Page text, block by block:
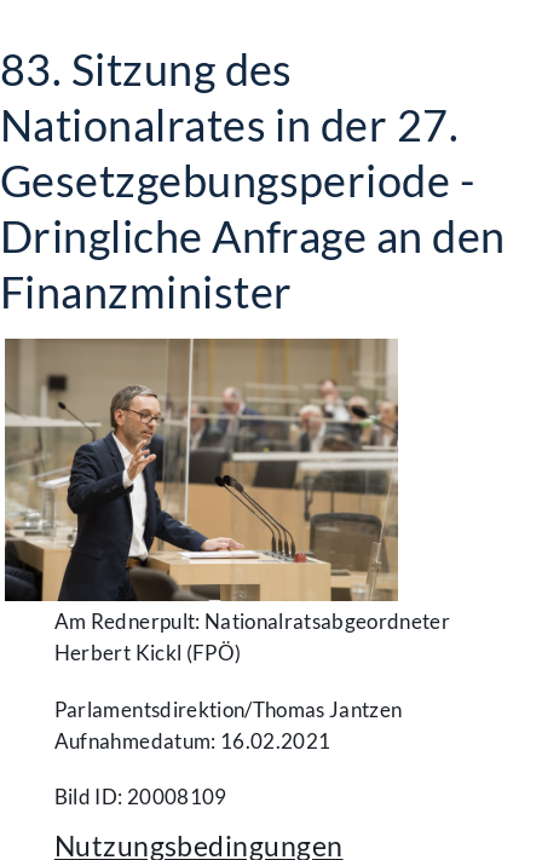
83. Sitzung des
Nationalrates in der 27.
Gesetzgebungsperiode -
Dringliche Anfrage an den
Finanzminister
Am Rednerpult: Nationalratsabgeordneter
Herbert Kickl (FPÖ)
Parlamentsdirektion/​Thomas Jantzen
Aufnahmedatum: 16.02.2021
Bild ID: 20008109
Nutzungsbedingungen